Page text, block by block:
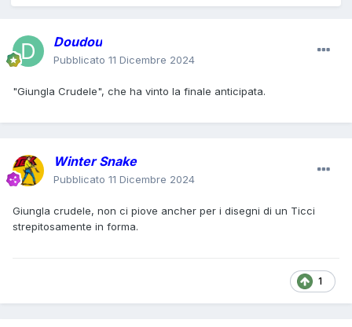
Doudou
Pubblicato 11 Dicembre 2024
"Giungla Crudele", che ha vinto la finale anticipata.
Winter Snake
Pubblicato 11 Dicembre 2024
Giungla crudele, non ci piove ancher per i disegni di un Ticci
strepitosamente in forma.
1